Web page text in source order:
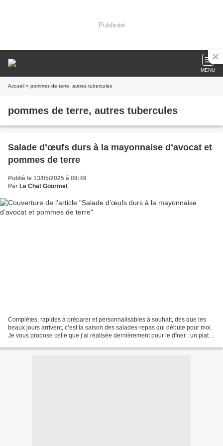
Publicité
MENU
Accueil » pommes de terre, autres tubercules
pommes de terre, autres tubercules
Salade d’œufs durs à la mayonnaise d’avocat et
pommes de terre
Publié le 13/05/2025 à 08:48
Par Le Chat Gourmet
Complètes, rapides à préparer et personnalisables à souhait, dès que les
beaux jours arrivent, c’est la saison des salades-repas qui débute pour moi.
Je vous propose celle que j’ai réalisée dernièrement pour le dîner : un plat